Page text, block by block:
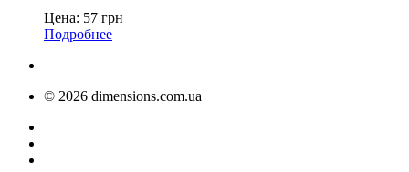
Цена: 57 грн
Подробнее
© 2026 dimensions.com.ua